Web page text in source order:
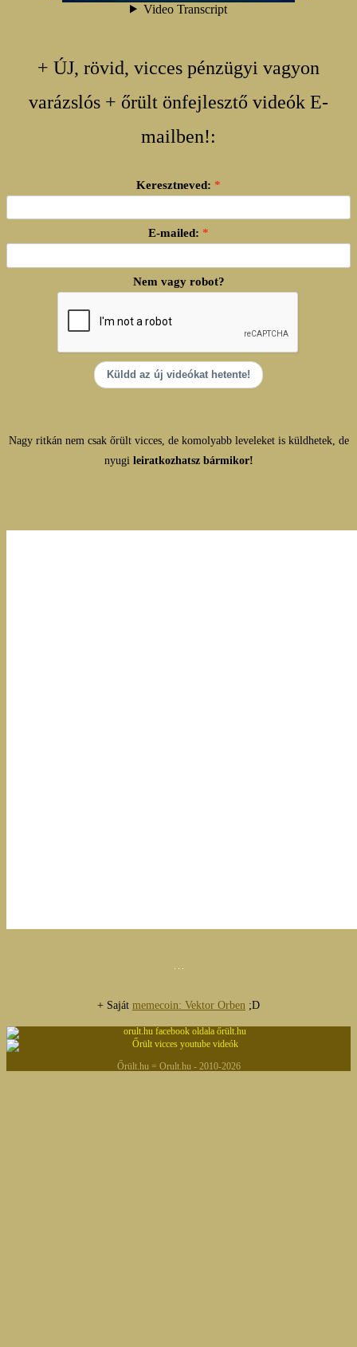
+ ÚJ, rövid, vicces pénzügyi vagyon
varázslós + őrült önfejlesztő videók E-
mailben!:
Keresztneved:
E-mailed:
Nem vagy robot?
Küldd az új videókat hetente!
Nagy ritkán nem csak őrült vicces, de komolyabb leveleket is küldhetek, de
nyugi leiratkozhatsz bármikor!
+ Saját memecoin: Vektor Orben ;D
Őrült.hu = Orult.hu - 2010-2026